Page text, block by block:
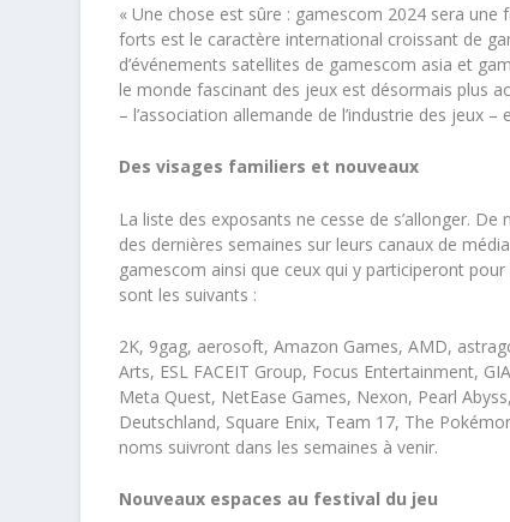
« Une chose est sûre : gamescom 2024 sera une
forts est le caractère international croissant de
d’événements satellites de gamescom asia et
le monde fascinant des jeux est désormais plus
– l’association allemande de l’industrie des jeux
Des visages familiers et nouveaux
La liste des exposants ne cesse de s’allonger.
des dernières semaines sur leurs canaux de
gamescom ainsi que ceux qui y participeront
sont les suivants :
2K, 9gag, aerosoft, Amazon Games, AMD,
Arts, ESL FACEIT Group, Focus Entertainment,
Meta Quest, NetEase Games, Nexon, Pearl
Deutschland, Square Enix, Team 17, The
noms suivront dans les semaines à venir.
Nouveaux espaces au festival du jeu